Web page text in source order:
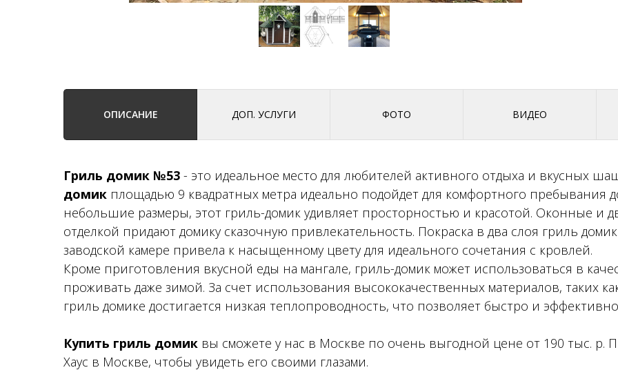
ОПИСАНИЕ ДОП. УСЛУГИ ФОТО ВИДЕО
Гриль домик №53 - это идеальное место для любителей активного отдыха и вкусных
домик площадью 9 квадратных метра идеально подойдет для комфортного пребывания
небольшие размеры, этот гриль-домик удивляет просторностью и красотой. Оконные и
отделкой придают домику сказочную привлекательность. Покраска в два слоя гриль
заводской камере привела к насыщенному цвету для идеального сочетания с кровлей.
Кроме приготовления вкусной еды на мангале, гриль-домик может использоваться в
проживать даже зимой. За счет использования высококачественных материалов, таких
гриль домике достигается низкая теплопроводность, что позволяет быстро и
Купить гриль домик вы сможете у нас в Москве по очень выгодной цене от 190 тыс. р.
Хаус в Москве, чтобы увидеть его своими глазами.